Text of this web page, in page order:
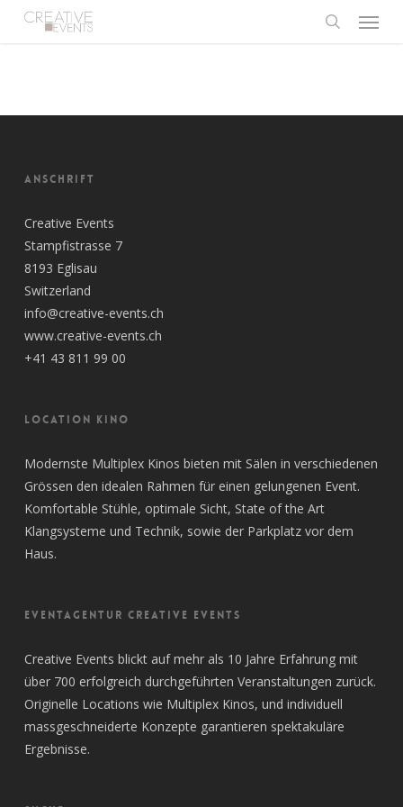
Menu
ANSCHRIFT
Creative Events
Stampfistrasse 7
8193 Eglisau
Switzerland
info@creative-events.ch
www.creative-events.ch
+41 43 811 99 00
LOCATION KINO
Modernste Multiplex Kinos bieten mit Sälen in verschiedenen
Grössen den idealen Rahmen für einen gelungenen Event.
Komfortable Stühle, optimale Sicht, State of the Art
Klangsysteme und Technik, sowie der Parkplatz vor dem
Haus.
EVENTAGENTUR CREATIVE EVENTS
Creative Events blickt auf mehr als 10 Jahre Erfahrung mit
über 700 erfolgreich durchgeführten Veranstaltungen zurück.
Originelle Locations wie Multiplex Kinos, und individuell
massgeschneiderte Konzepte garantieren spektakuläre
Ergebnisse.